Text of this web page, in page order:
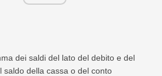
dei saldi del lato del debito e del
saldo della cassa o del conto